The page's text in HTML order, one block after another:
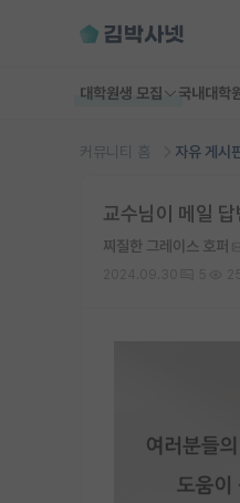
대학원생 모집 국내대학
커뮤니티 홈 자유 게시
교수님이 메일
찌질한 그레이스 호퍼